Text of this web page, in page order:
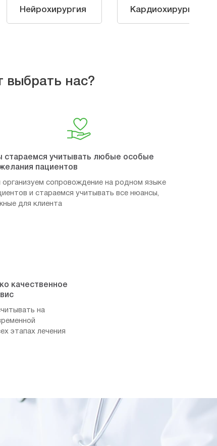
Нейрохирургия Кардиохирургия
выбрать нас?
стараемся учитывать любые особые
пациентов
организуем сопровождение на родном языке
и стараемся учитывать все нюансы,
для клиента
качественное
на
этапах лечения